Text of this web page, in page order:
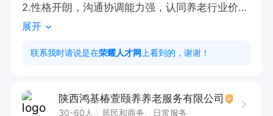
2.性格开朗，沟通协调能力强，认同养老行业价值
观，热爱老年服务事业；
3.要求有养老护理员证及相关岗位工作经验。
级护理内容或个案护理内容，规范服务；
展开
联系我时请说是在荣耀人才网 上看到的，谢谢！
陕西鸿基椿萱颐养养老服务有限公司
30-60人 居民和商务、日常服务